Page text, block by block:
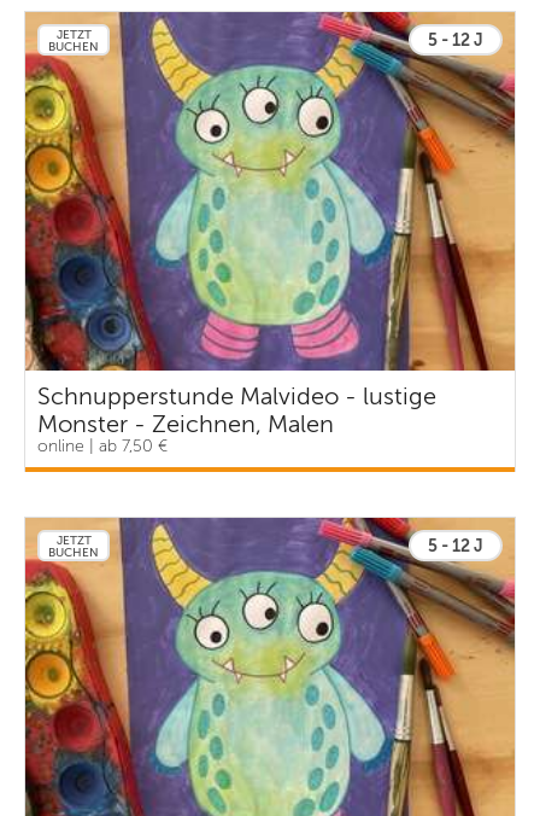
JETZT
BUCHEN
5 - 12 J
Schnupperstunde Malvideo - lustige
Monster - Zeichnen, Malen
online | ab 7,50 €
JETZT
BUCHEN
5 - 12 J